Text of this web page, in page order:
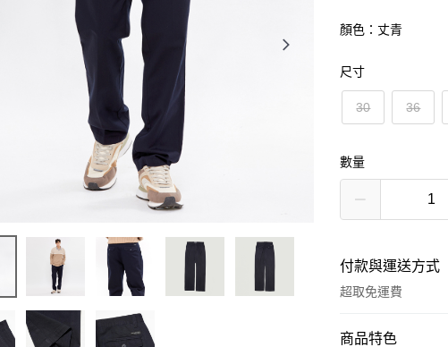
顏色：丈青
尺寸
30 36
數量
付款與運送方式
超取免運費
付款方式
商品特色